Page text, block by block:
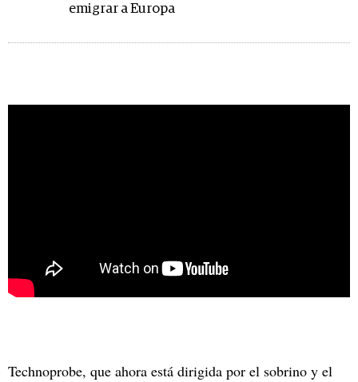
emigrar a Europa
Technoprobe, que ahora está dirigida por el sobrino y el